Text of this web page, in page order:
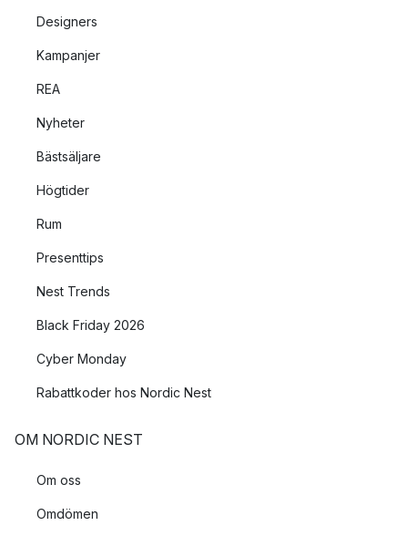
Designers
Kampanjer
REA
Nyheter
Bästsäljare
Högtider
Rum
Presenttips
Nest Trends
Black Friday 2026
Cyber Monday
Rabattkoder hos Nordic Nest
OM NORDIC NEST
Om oss
Omdömen